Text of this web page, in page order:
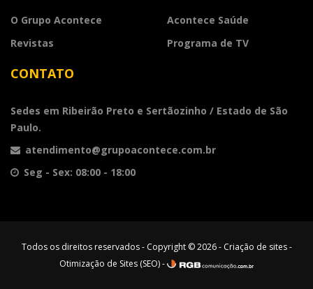
O Grupo Acontece
Revistas
Acontece Saúde
Programa de TV
CONTATO
Sedes em Ribeirão Preto e Sertãozinho / Estado de São
Paulo.
atendimento@grupoacontece.com.br
Seg - Sex: 08:00 - 18:00
Todos os direitos reservados - Copyright © 2026 - Criação de sites-
Otimização de Sites (SEO)-